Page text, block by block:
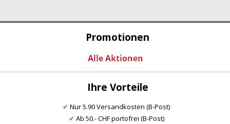
Promotionen
Ihre Vorteile
✔ Nur 5.90 Versandkosten (B-Post)
✔ Ab 50.- CHF portofrei (B-Post)